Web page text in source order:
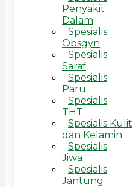
Penyakit
Dalam
Spesialis
Obsgyn
Spesialis
Saraf
Spesialis
Paru
Spesialis
THT
Spesialis Kulit
dan Kelamin
Spesialis
Jiwa
Spesialis
Jantung